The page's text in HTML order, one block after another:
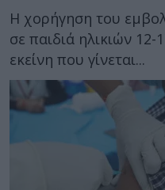
Η χορήγηση του
σε παιδιά ηλικιών 12-
εκείνη που γίνεται...